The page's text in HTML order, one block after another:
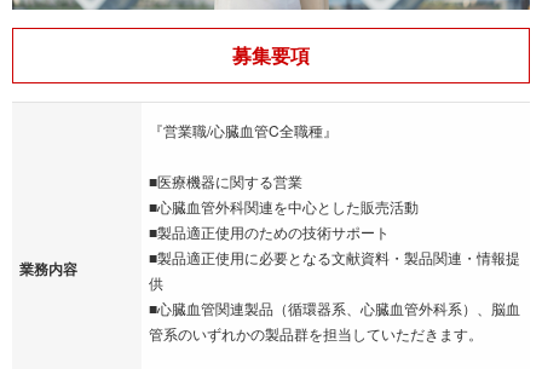
募集要項
業務内容
『営業職/心臓血管C全職種』
■医療機器に関する営業
■心臓血管外科関連を中心とした販売活動
■製品適正使用のための技術サポート
■製品適正使用に必要となる文献資料・製品関連・情報提
供
■心臓血管関連製品（循環器系、心臓血管外科系）、脳血
管系のいずれかの製品群を担当していただきます。